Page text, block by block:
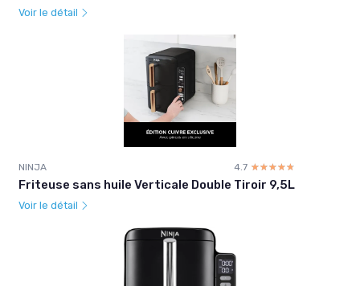
Voir le détail
NINJA 4.7 ☆☆☆☆☆
★★★★★
Friteuse sans huile Verticale Double Tiroir 9,5L
Voir le détail